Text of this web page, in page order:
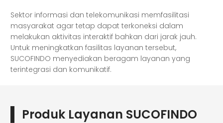
Sektor informasi dan telekomunikasi memfasilitasi
masyarakat agar tetap dapat terkoneksi dalam
melakukan aktivitas interaktif bahkan dari jarak jauh.
Untuk meningkatkan fasilitas layanan tersebut,
SUCOFINDO menyediakan beragam layanan yang
terintegrasi dan komunikatif.
Produk Layanan SUCOFINDO